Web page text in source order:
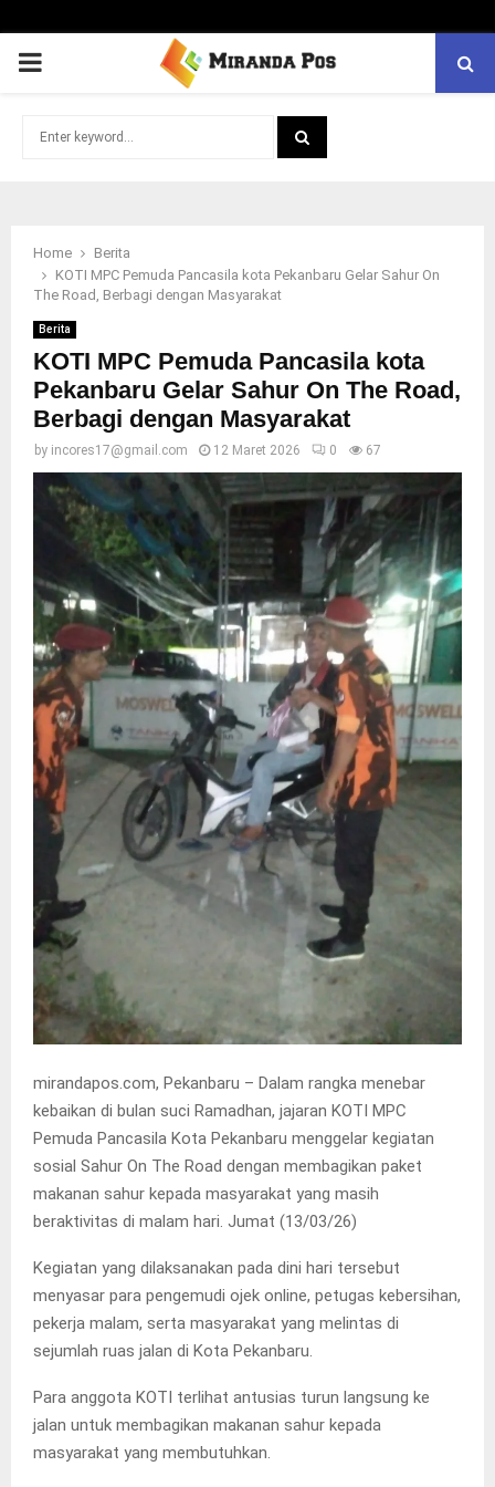
PRIMARY
Home
Berita
KOTI MPC Pemuda Pancasila kota Pekanbaru Gelar Sahur On
The Road, Berbagi dengan Masyarakat
Berita
KOTI MPC Pemuda Pancasila kota
Pekanbaru Gelar Sahur On The Road,
Berbagi dengan Masyarakat
by incores17@gmail.com 12 Maret 2026 0 67
mirandapos.com, Pekanbaru – Dalam rangka menebar
kebaikan di bulan suci Ramadhan, jajaran KOTI MPC
Pemuda Pancasila Kota Pekanbaru menggelar kegiatan
sosial Sahur On The Road dengan membagikan paket
makanan sahur kepada masyarakat yang masih
beraktivitas di malam hari. Jumat (13/03/26)
Kegiatan yang dilaksanakan pada dini hari tersebut
menyasar para pengemudi ojek online, petugas kebersihan,
pekerja malam, serta masyarakat yang melintas di
sejumlah ruas jalan di Kota Pekanbaru.
Para anggota KOTI terlihat antusias turun langsung ke
jalan untuk membagikan makanan sahur kepada
masyarakat yang membutuhkan.